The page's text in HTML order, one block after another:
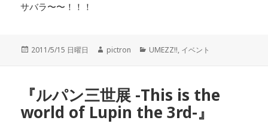
サバラ〜〜！！！
投
2011/5/15 日曜日
作
pictron
カ
ー
UMEZZ!!, イベント
『ルパン三世展 -This is the
world of Lupin the 3rd-』